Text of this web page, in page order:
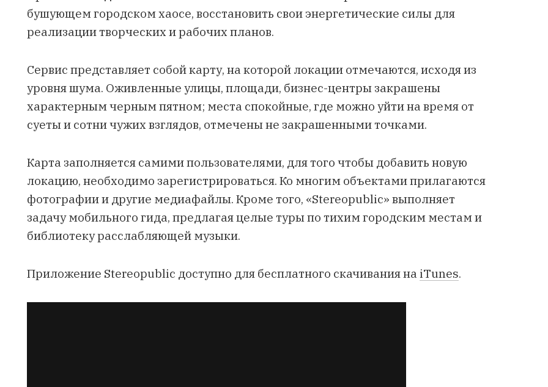
бушующем городском хаосе, восстановить свои энергетические силы для
реализации творческих и рабочих планов.
Сервис представляет собой карту, на которой локации отмечаются, исходя из
уровня шума. Оживленные улицы, площади, бизнес-центры закрашены
характерным черным пятном; места спокойные, где можно уйти на время от
суеты и сотни чужих взглядов, отмечены не закрашенными точками.
Карта заполняется самими пользователями, для того чтобы добавить новую
локацию, необходимо зарегистрироваться. Ко многим объектами прилагаются
фотографии и другие медиафайлы. Кроме того, «Stereopublic» выполняет
задачу мобильного гида, предлагая целые туры по тихим городским местам и
библиотеку расслабляющей музыки.
Приложение Stereopublic доступно для бесплатного скачивания наiTunes.